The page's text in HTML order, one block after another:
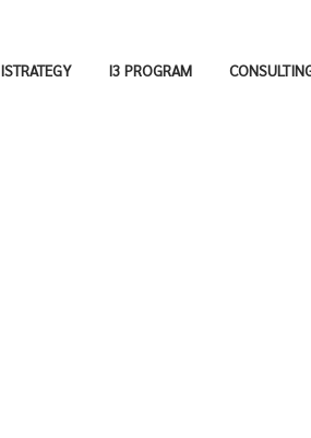
ISTRATEGY I3 PROGRAM